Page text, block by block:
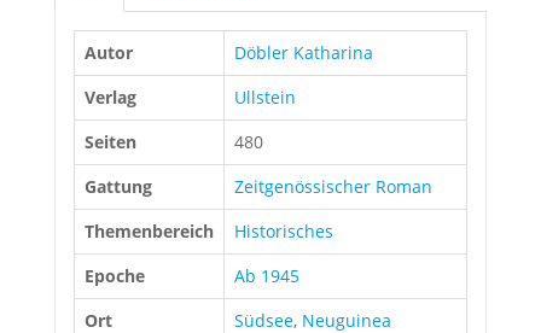
Autor
Döbler Katharina
Verlag
Ullstein
Seiten
480
Gattung
Zeitgenössischer Roman
Themenbereich
Historisches
Epoche
Ab 1945
Ort
Südsee, Neuguinea